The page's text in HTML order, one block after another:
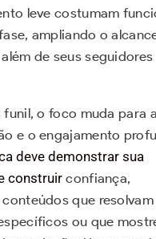
leve costumam
ampliando o
de seus seguidores
funil, o foco muda para a
e o engajamento
deve demonstrar sua
construir confiança,
que resolvam
ou que